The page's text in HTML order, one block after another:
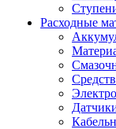
Расходные